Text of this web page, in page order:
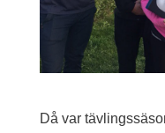
Då var